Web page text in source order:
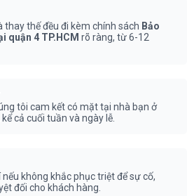
thay thế đều đi kèm chính sách Bảo
quận 4 TP.HCM rõ ràng, từ 6-12
tôi cam kết có mặt tại nhà bạn ở
cả cuối tuần và ngày lễ.
không khắc phục triệt để sự cố,
đối cho khách hàng.